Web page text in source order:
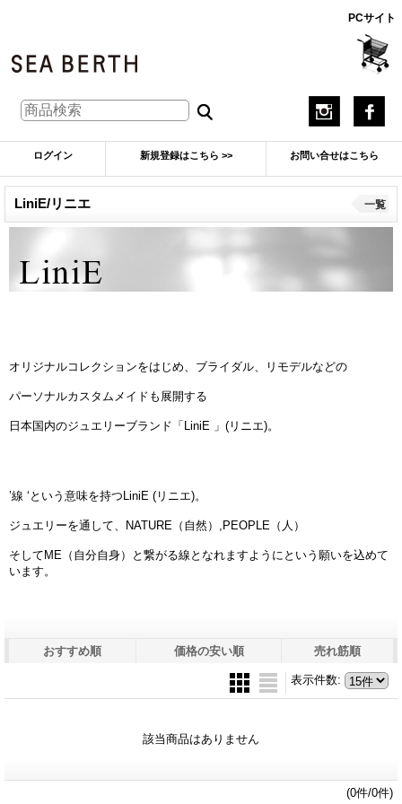
PCサイト
ログイン 新規登録はこちら >> お問い合せはこちら
LiniE/リニエ
オリジナルコレクションをはじめ、ブライダル、リモデルなどの
パーソナルカスタムメイドも展開する
日本国内のジュエリーブランド「LiniE 」(リニエ)。
’線 ‘という意味を持つLiniE (リニエ)。
ジュエリーを通して、NATURE（自然）,PEOPLE（人）
そしてME（自分自身）と繋がる線となれますようにという願いを込めて
います。
一覧
おすすめ順 価格の安い順 売れ筋順
表示件数:
該当商品はありません
(0件/0件)